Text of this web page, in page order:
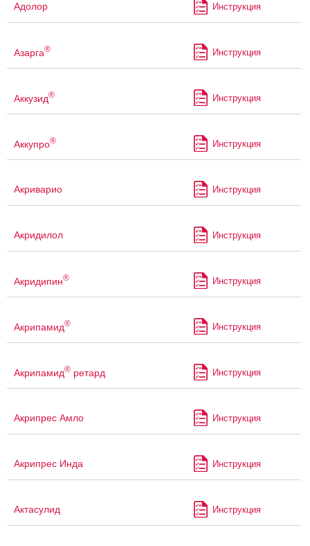
Адолор Инструкция
Азарга® Инструкция
Аккузид® Инструкция
Аккупро® Инструкция
Акриварио Инструкция
Акридилол Инструкция
Акридипин® Инструкция
Акрипамид® Инструкция
Акрипамид® ретард Инструкция
Акрипрес Амло Инструкция
Акрипрес Инда Инструкция
Актасулид Инструкция